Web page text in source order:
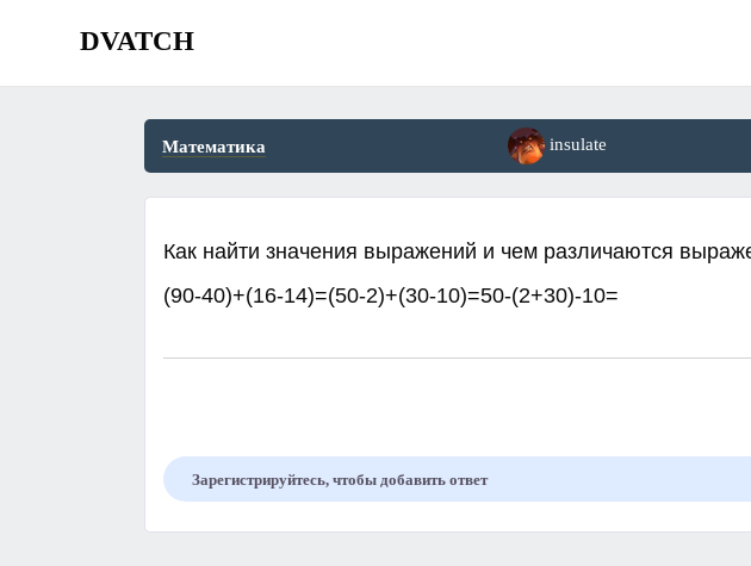
DVATCH
Математика insulate
Как найти значения выражений и чем различаются
(90-40)+(16-14)=(50-2)+(30-10)=50-(2+30)-10=
Зарегистрируйтесь, чтобы добавить ответ